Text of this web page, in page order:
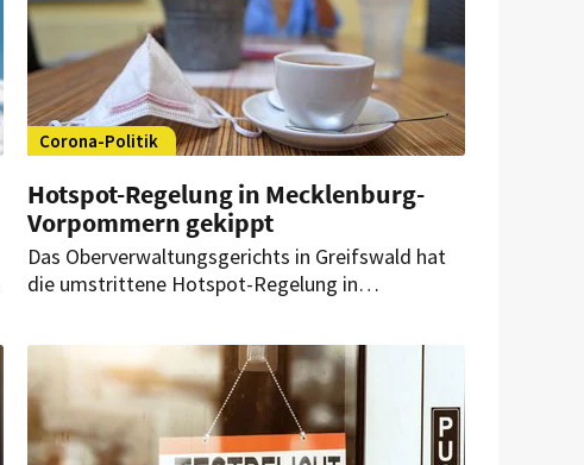
Corona-Politik
Hotspot-Regelung in Mecklenburg-
Vorpommern gekippt
Das Oberverwaltungsgerichts in Greifswald hat
die umstrittene Hotspot-Regelung in
werden bisher zentrale Schutzmaßnahmen
hinfällig.